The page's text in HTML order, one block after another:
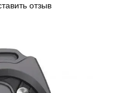
отзыв